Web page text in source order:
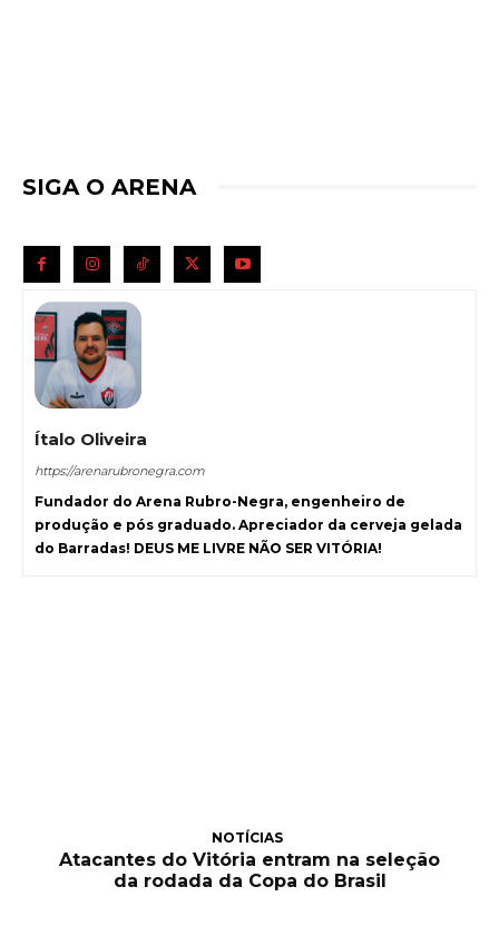
SIGA O ARENA
Ítalo Oliveira
https://arenarubronegra.com
Fundador do Arena Rubro-Negra, engenheiro de
produção e pós graduado. Apreciador da cerveja gelada
do Barradas! DEUS ME LIVRE NÃO SER VITÓRIA!
NOTÍCIAS
Atacantes do Vitória entram na seleção
da rodada da Copa do Brasil